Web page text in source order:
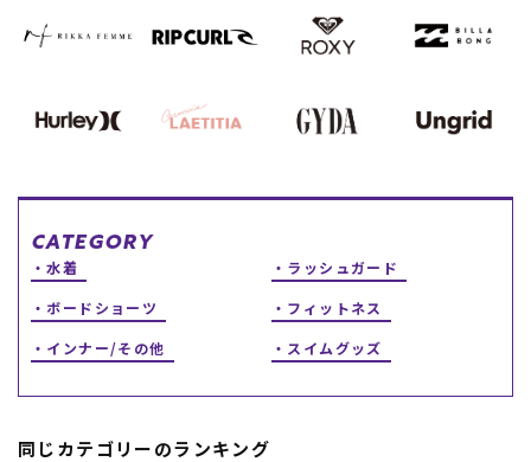
RIDE LIFE MAGAZINE一
スタッフスナップ
中古/アウトレット サー
フ
中古/アウトレット スノ
店頭受取サービス
下取り保証について
よくある質問
店舗一覧
ニュース
CATEGORY
水着
ラッシュガード
ボードショーツ
フィットネス
インナー/その他
スイムグッズ
同じカテゴリーのランキング